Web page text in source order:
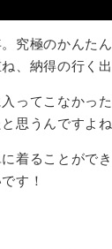
究極のかんた
、納得の行く
ってこなかっ
思うんですよ
着ることがで
す！